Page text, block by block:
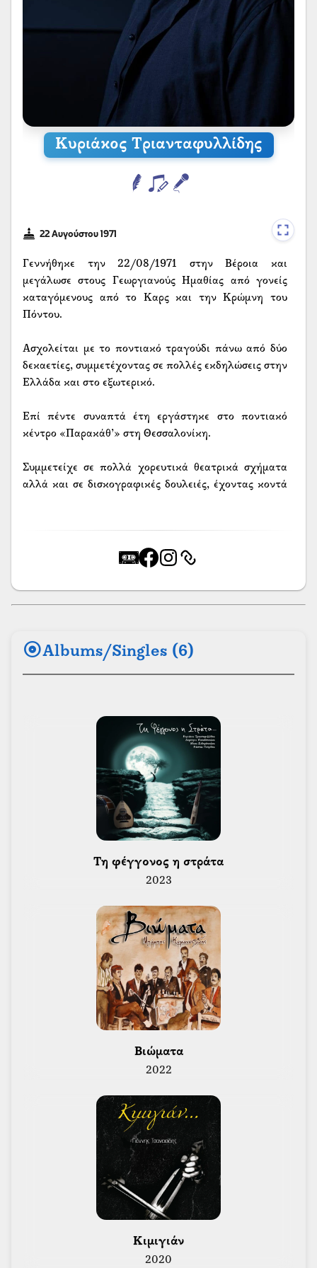
Κυριάκος Τριανταφυλλίδης
22 Αυγούστου 1971
Γεννήθηκε την 22/08/1971 στην Βέροια και
μεγάλωσε στους Γεωργιανούς Ημαθίας από γονείς
καταγόμενους από το Καρς και την Κρώμνη του
Πόντου.
Ασχολείται με το ποντιακό τραγούδι πάνω από δύο
δεκαετίες, συμμετέχοντας σε πολλές εκδηλώσεις στην
Ελλάδα και στο εξωτερικό.
Επί πέντε συναπτά έτη εργάστηκε στο ποντιακό
κέντρο «Παρακάθ’» στη Θεσσαλονίκη.
Συμμετείχε σε πολλά χορευτικά θεατρικά σχήματα
αλλά και σε δισκογραφικές δουλειές, έχοντας κοντά
albumAlbums/Singles (6)
Τη φέγγονος η στράτα
2023
Βιώματα
2022
Κιμιγιάν
2020